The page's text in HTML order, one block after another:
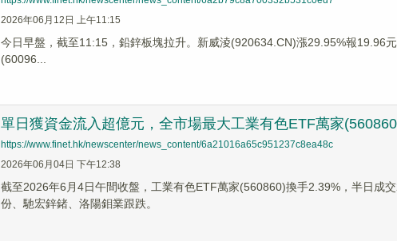
2026年06月12日 上午11:15
今日早盤，截至11:15，鉛鋅板塊拉升。新威淩(920634.CN)漲29.95%報19.96
(60096...
單日獲資金流入超億元，全市場最大工業有色ETF萬家
https://www.finet.hk/newscenter/news_content/6a21016a65c951237c8ea48c
2026年06月04日 下午12:38
截至2026年6月4日午間收盤，工業有色ETF萬家(560860)換手2.39%，半日成
份、馳宏鋅鍺、洛陽鉬業跟跌。